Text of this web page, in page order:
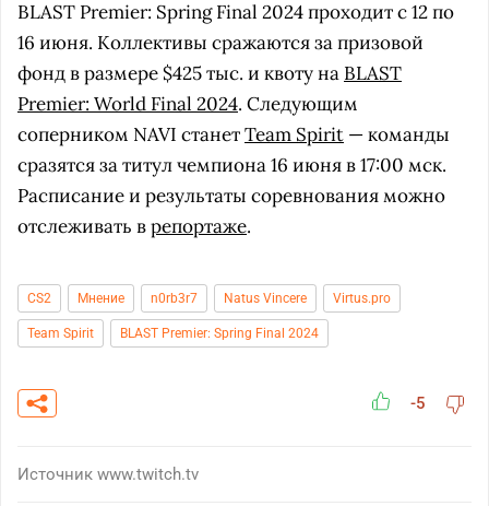
BLAST Premier: Spring Final 2024 проходит с 12 по
16 июня. Коллективы сражаются за призовой
фонд в размере $425 тыс. и квоту на BLAST
Premier: World Final 2024. Следующим
соперником NAVI станетTeam Spirit — команды
сразятся за титул чемпиона 16 июня в 17:00 мск.
Расписание и результаты соревнования можно
отслеживать врепортаже.
CS2 Мнение n0rb3r7 Natus Vincere Virtus.pro
Team Spirit BLAST Premier: Spring Final 2024
-5
Источник www.twitch.tv